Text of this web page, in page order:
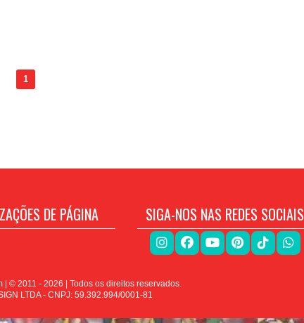
1
DE PÁGINA SIGA-NOS NAS REDES SOCIAIS
| © 2011 - 2026 | Todos os direitos reservados.
LTDA - CNPJ: 59.392.994/0001-81